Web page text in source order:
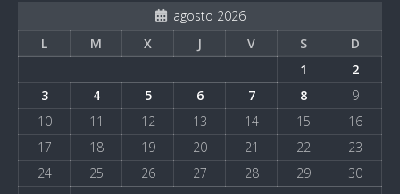
agosto 2026
L
M X J V S
D
1
2
3
4 5 6 7 8
9
10
11 12 13 14 15
16
17
18 19 20 21 22
23
24
25 26 27 28 29
30